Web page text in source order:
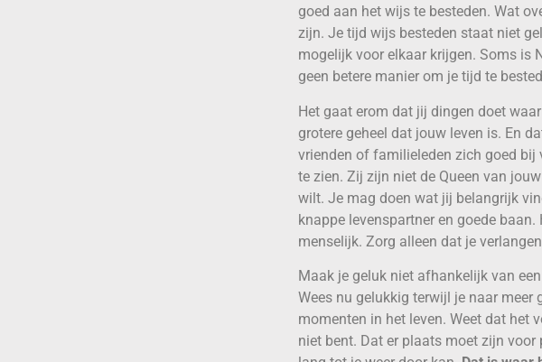
goed aan het wijs te besteden. Wat
zijn. Je tijd wijs besteden staat niet
mogelijk voor elkaar krijgen. Soms is
geen betere manier om je tijd te
Het gaat erom dat jij dingen doet
grotere geheel dat jouw leven is. En
vrienden of familieleden zich goed bij
te zien. Zij zijn niet de Queen van
wilt. Je mag doen wat jij belangrijk
knappe levenspartner en goede
menselijk. Zorg alleen dat je
Maak je geluk niet afhankelijk van
Wees nu gelukkig terwijl je naar meer
momenten in het leven. Weet dat het
niet bent. Dat er plaats moet zijn